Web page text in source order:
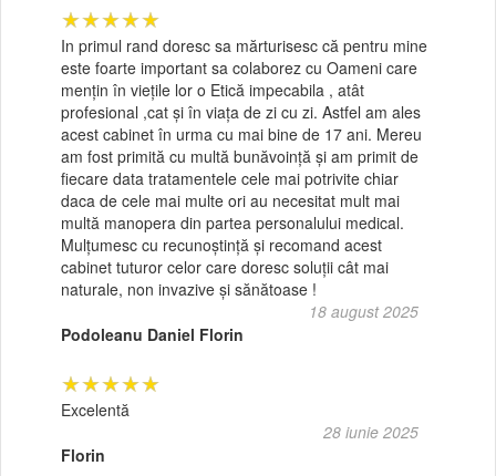
★★★★★
In primul rand doresc sa mărturisesc că pentru mine
este foarte important sa colaborez cu Oameni care
mențin în viețile lor o Etică impecabila , atât
profesional ,cat și în viața de zi cu zi. Astfel am ales
acest cabinet în urma cu mai bine de 17 ani. Mereu
am fost primită cu multă bunăvoință și am primit de
fiecare data tratamentele cele mai potrivite chiar
daca de cele mai multe ori au necesitat mult mai
multă manopera din partea personalului medical.
Mulțumesc cu recunoștință și recomand acest
cabinet tuturor celor care doresc soluții cât mai
naturale, non invazive și sănătoase !
18 august 2025
Podoleanu Daniel Florin
★★★★★
Excelentă
28 iunie 2025
Florin